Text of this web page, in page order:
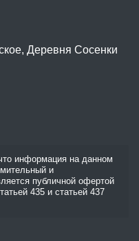
Деревня Сосенки
информация на данном
и
публичной офертой
435 и статьей 437